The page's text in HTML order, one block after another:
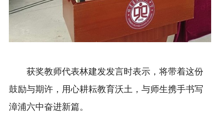
获奖教师代表林建发发言时表示，将带着这份
鼓励与期许，用心耕耘教育沃土，与师生携手书写
漳浦六中奋进新篇。